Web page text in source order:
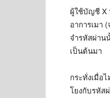
ผู้ใช้บัญชี X
อาการเมา
จำรหัสผ่าน
เป็นต้นมา
กระทั่งเมื่อ
โยงกับรหัส